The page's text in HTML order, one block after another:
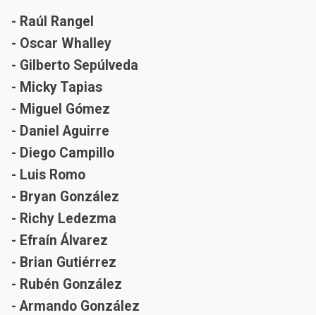
- Raúl Rangel
- Oscar Whalley
- Gilberto Sepúlveda
- Micky Tapias
- Miguel Gómez
- Daniel Aguirre
- Diego Campillo
- Luis Romo
- Bryan González
- Richy Ledezma
- Efraín Álvarez
- Brian Gutiérrez
- Rubén González
- Armando González